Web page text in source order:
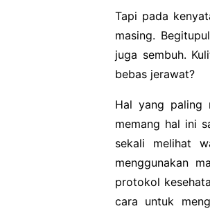
Tapi pada
masing.
juga sembuh.
bebas jerawat?
Hal yang paling
memang hal ini
sekali melihat
menggunakan
protokol
cara untuk